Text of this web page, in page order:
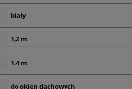
biały
1,2 m
1,4 m
do okien dachowych